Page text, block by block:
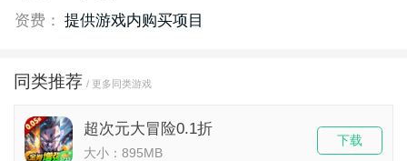
资费： 提供游戏内购买项目
同类推荐 / 更多同类游戏
超次元大冒险0.1折
大小：895MB
下载